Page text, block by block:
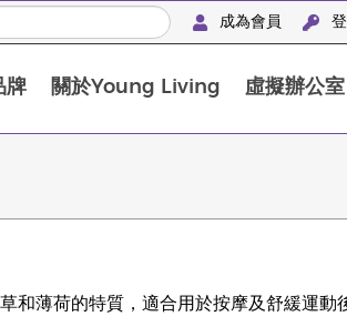
成為會員
牌 關於Young Living 虛擬辦公室
和薄荷的特質，適合用於按摩及舒緩運動